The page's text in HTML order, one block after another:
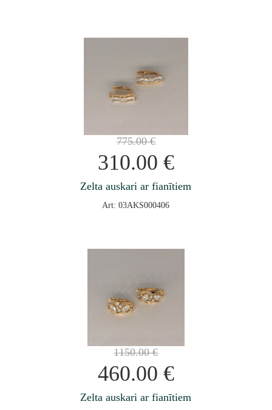
775.00€
310.00 €
Zelta auskari ar fianītiem
Art: 03AKS000406
1150.00€
460.00 €
Zelta auskari ar fianītiem